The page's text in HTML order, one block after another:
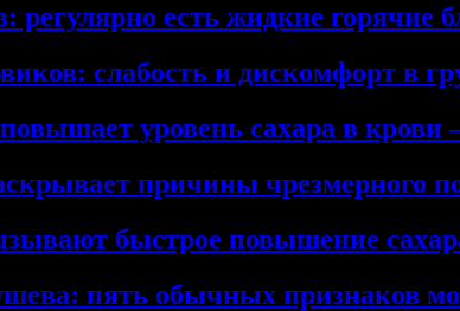
регулярно есть жидкие горячие
слабость и дискомфорт в
уровень сахара в крови
причины чрезмерного
быстрое повышение
пять обычных признаков